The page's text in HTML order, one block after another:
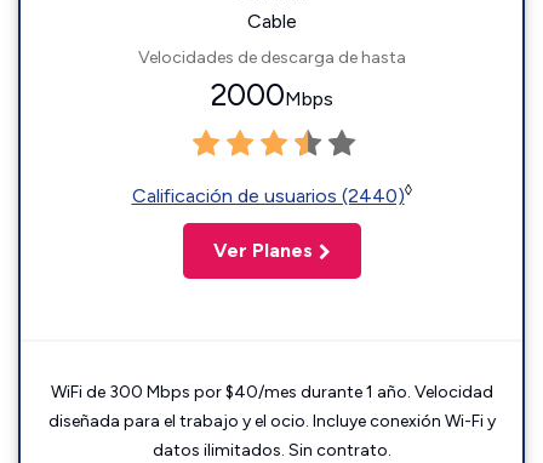
Cable
Velocidades de descarga de hasta
2000Mbps
Calificación de usuarios (2440)◊
Ver Planes
WiFi de 300 Mbps por $40/mes durante 1 año. Velocidad
diseñada para el trabajo y el ocio. Incluye conexión Wi-Fi y
datos ilimitados. Sin contrato.